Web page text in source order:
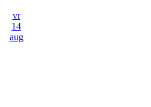
vr
14
aug